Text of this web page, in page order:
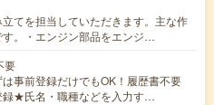
てを担当していただきます。主な作
。・エンジン部品をエンジ…
要
事前登録だけでもOK！履歴書不要
録★氏名・職種などを入力す…